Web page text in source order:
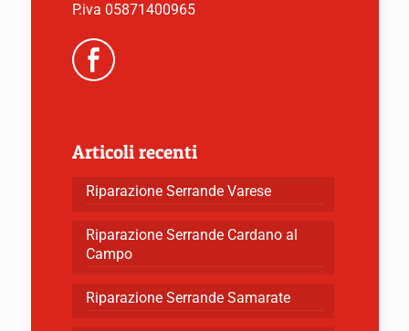
P.iva 05871400965
Articoli recenti
Riparazione Serrande Varese
Riparazione Serrande Cardano al
Campo
Riparazione Serrande Samarate